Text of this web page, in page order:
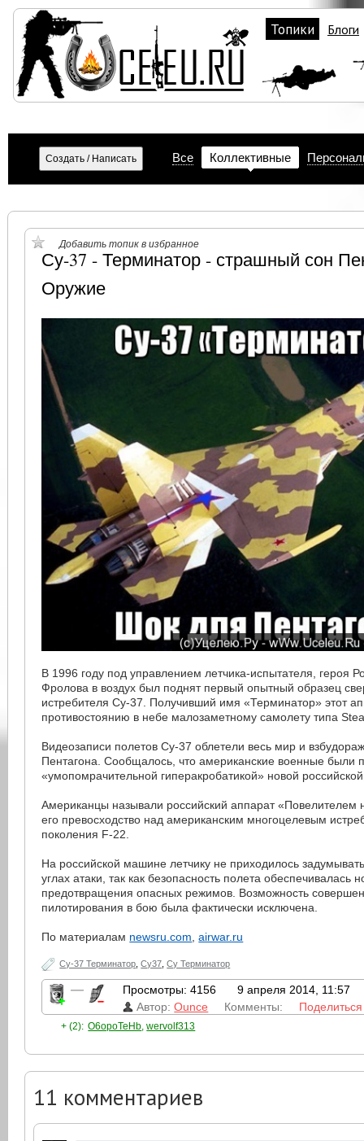
Топики Блоги
Все Коллективные
Добавить топик в избранное
Су-37 - Терминатор - страшный сон
Оружие
В 1996 году под управлением летчика-испытателя, героя
Фролова в воздух был поднят первый опытный образец
истребителя Су-37. Получивший имя «Терминатор» этот
противостоянию в небе малозаметному самолету типа
Видеозаписи полетов Су-37 облетели весь мир и
Пентагона. Сообщалось, что американские военные были
«умопомрачительной гиперакробатикой» новой
Американцы называли российский аппарат «Повелителем
его превосходство над американским многоцелевым
поколения F-22.
На российской машине летчику не приходилось
углах атаки, так как безопасность полета обеспечивалась
предотвращения опасных режимов. Возможность
пилотирования в бою была фактически исключена.
По материалам newsru.com,airwar.ru
Су-37 Терминатор ,Су37 ,Су Терминатор
— Просмотры: 4156
9 апреля 2014, 11:57
Автор:Ounce Комменты: Поделиться
+ (2): O6opoTeHb,wervolf313
11 комментариев